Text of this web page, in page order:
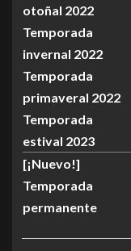
otoñal 2022
Temporada
invernal 2022
Temporada
primaveral 2022
Temporada
estival 2023
[¡Nuevo!]
Temporada
permanente